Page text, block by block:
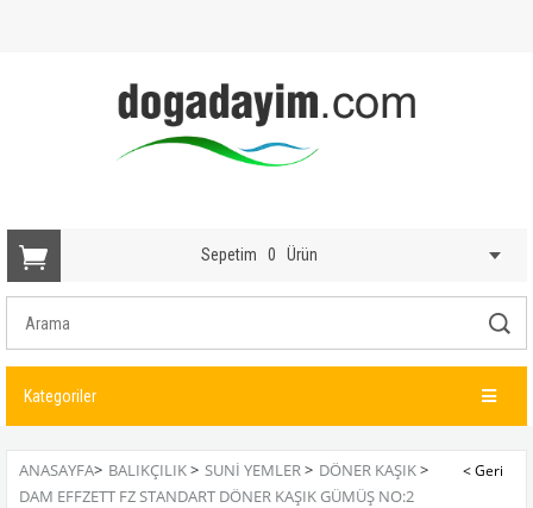
Sepetim 0 Ürün
Kategoriler
ANASAYFA> BALIKÇILIK> SUNI YEMLER> DÖNER KAŞIK>
DAM EFFZETT FZ STANDART DÖNER KAŞIK GÜMÜŞ NO:2